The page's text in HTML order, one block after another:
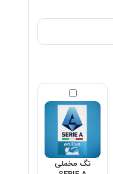
تگ مخملی